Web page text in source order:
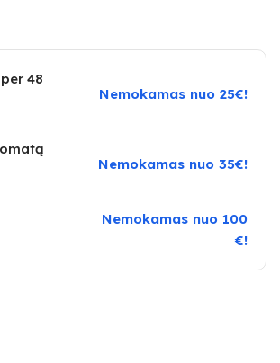
48
Nemokamas nuo 25€!
Nemokamas nuo 35€!
Nemokamas nuo 100
€!